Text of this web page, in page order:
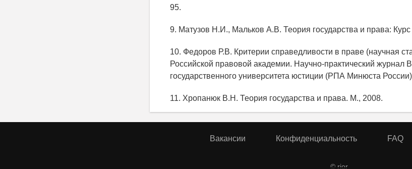
95.
9. Матузов Н.И., Мальков А.В. Теория государства и права:
10. Федоров Р.В. Критерии справедливости в праве (научная
Российской правовой академии. Научно-практический журнал
государственного университета юстиции (РПА Минюста
11. Хропанюк В.Н. Теория государства и права. М., 2008.
Вакансии Конфиденциальность FAQ
© rior